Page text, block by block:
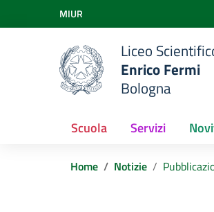
Vai ai contenuti
Vai al menu di navigazione
Vai al footer
MIUR
Liceo
Enrico Fermi
Bologna
Scuola Servizi
Home Notizie